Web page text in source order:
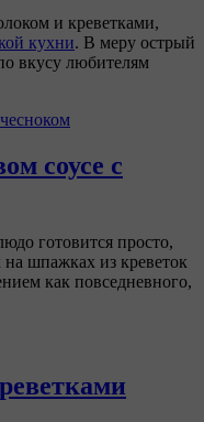
и креветками,
кухни. В меру острый
вкусу любителям
соусе с
готовится просто,
шпажках из креветок
как повседневного,